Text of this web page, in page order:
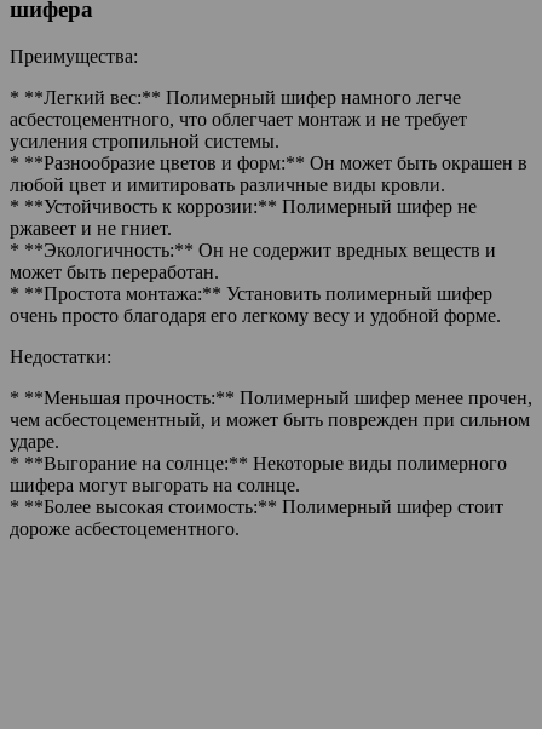
шифера
Преимущества:
* **Легкий вес:** Полимерный шифер намного легче
асбестоцементного, что облегчает монтаж и не требует
усиления стропильной системы.
* **Разнообразие цветов и форм:** Он может быть окрашен в
любой цвет и имитировать различные виды кровли.
* **Устойчивость к коррозии:** Полимерный шифер не
ржавеет и не гниет.
* **Экологичность:** Он не содержит вредных веществ и
может быть переработан.
* **Простота монтажа:** Установить полимерный шифер
очень просто благодаря его легкому весу и удобной форме.
Недостатки:
* **Меньшая прочность:** Полимерный шифер менее прочен,
чем асбестоцементный, и может быть поврежден при сильном
ударе.
* **Выгорание на солнце:** Некоторые виды полимерного
шифера могут выгорать на солнце.
* **Более высокая стоимость:** Полимерный шифер стоит
дороже асбестоцементного.